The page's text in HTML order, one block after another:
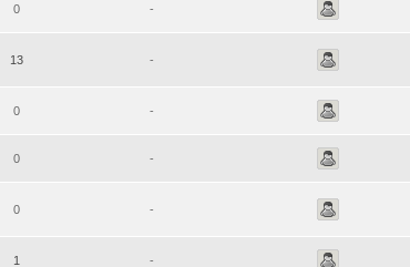
0 -
13 -
0 -
0 -
0 -
1 -